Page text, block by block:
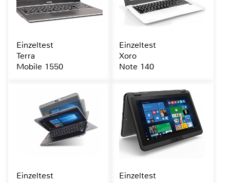
Einzeltest
Terra
Mobile 1550
Einzeltest
Xoro
Note 140
Einzeltest
Einzeltest